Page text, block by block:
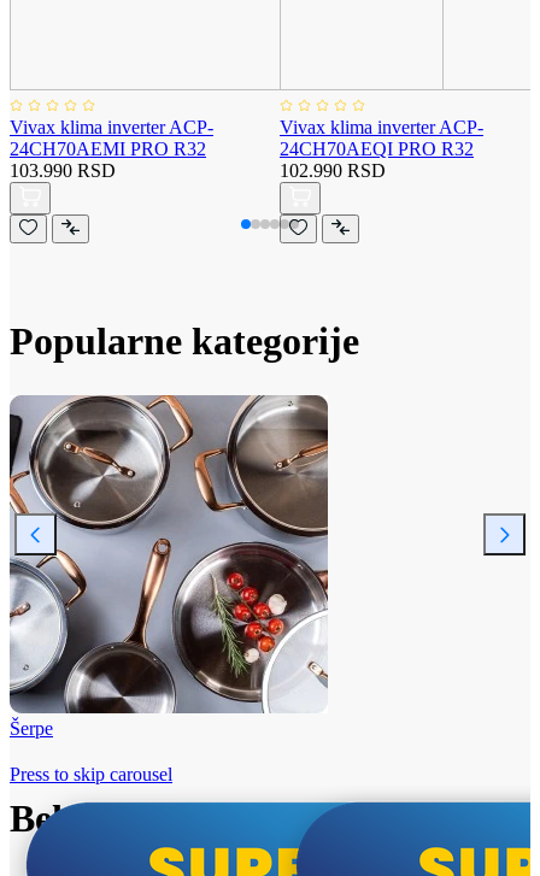
Vivax klima inverter ACP-
24CH70AEMI PRO R32
103.990 RSD
Vivax klima inverter ACP-
24CH70AEQI PRO R32
102.990 RSD
Popularne kategorije
Šerpe
Beko i Tesla super cene
Press to skip carousel